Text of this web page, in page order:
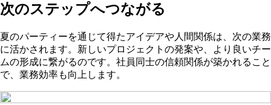
次のステップへつながる
夏のパーティーを通じて得たアイデアや人間関係は、次の業務
に活かされます。新しいプロジェクトの発案や、より良いチー
ムの形成に繋がるのです。社員同士の信頼関係が築かれること
で、業務効率も向上します。